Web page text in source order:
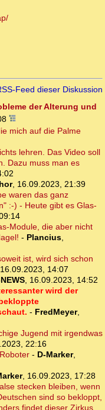
Feed dieser Diskussion
der Alterung und
mich auf die Palme
lehren. Das Video soll
Dazu muss man es
, 16.09.2023, 21:39
waren das ganz
:-) - Heute gibt es Glas-
Module, die aber nicht
- Plancius
ist, wird sich schon
16.09.2023, 14:07
, 16.09.2023, 14:52
wird der
- FredMeyer,
Jugend mit irgendwas
22:16
- D-Marker,
, 16.09.2023, 17:28
stecken bleiben, wenn
sind so bekloppt,
findet dieser Zirkus